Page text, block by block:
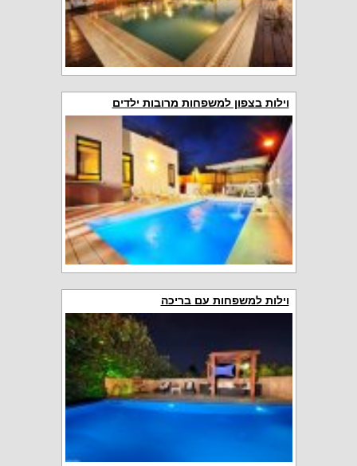
וילות בצפון למשפחות מרובות ילדים
וילות למשפחות עם בריכה